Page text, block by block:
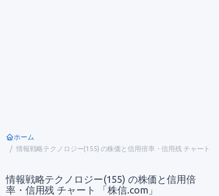
ホーム
情報戦略テクノロジー(155) の株価と信用倍率・信用残 チャート
情報戦略テクノロジー(155) の株価と信用倍
率・信用残 チャート 「株信.com」